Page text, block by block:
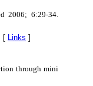
2006; 6:29-34.
Links ]
through mini